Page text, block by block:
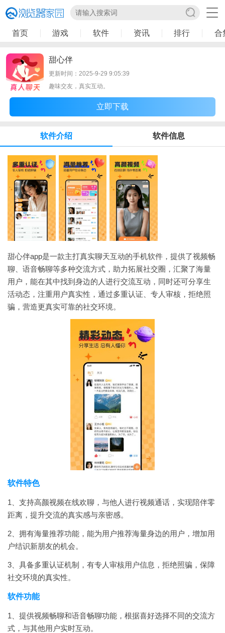
首页 游戏 软件 资讯 排行 合
甜心伴
更新时间：2025-9-29 9:05:39
趣味交友，真实互动。
立即下载
软件介绍 软件信息
甜心伴app是一款主打真实聊天互动的手机软件，提供了视频畅
聊、语音畅聊等多种交流方式，助力拓展社交圈，汇聚了海量
用户，能在其中找到身边的人进行交流互动，同时还可分享生
活动态，注重用户真实性，通过多重认证、专人审核，拒绝照
骗，营造更真实可靠的社交环境。
软件特色
1、支持高颜视频在线欢聊，与他人进行视频通话，实现陪伴零
距离，提升交流的真实感与亲密感。
2、拥有海量推荐功能，能为用户推荐海量身边的用户，增加用
户结识新朋友的机会。
3、具备多重认证机制，有专人审核用户信息，拒绝照骗，保障
社交环境的真实性。
软件功能
1、提供视频畅聊和语音畅聊功能，根据喜好选择不同的交流方
式，与其他用户实时互动。